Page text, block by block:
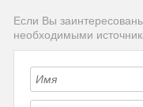
Если Вы
необходимыми